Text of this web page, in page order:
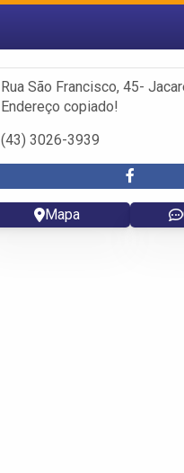
Fazer login
Criar conta
Rua São Francisco, 45-
Endereço copiado!
(43) 3026-3939
Mapa